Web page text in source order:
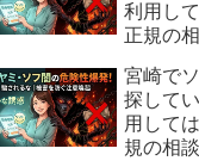
利用し
正規の
宮崎で
探して
用して
規の相